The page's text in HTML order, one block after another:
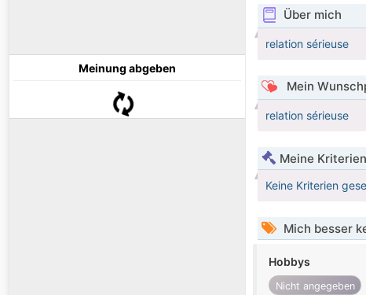
Meinung abgeben
Über mich
relation sérieuse
Mein
relation sérieuse
Meine Kriterien
Keine Kriterien
Mich besser
Hobbys
Nicht angegeben